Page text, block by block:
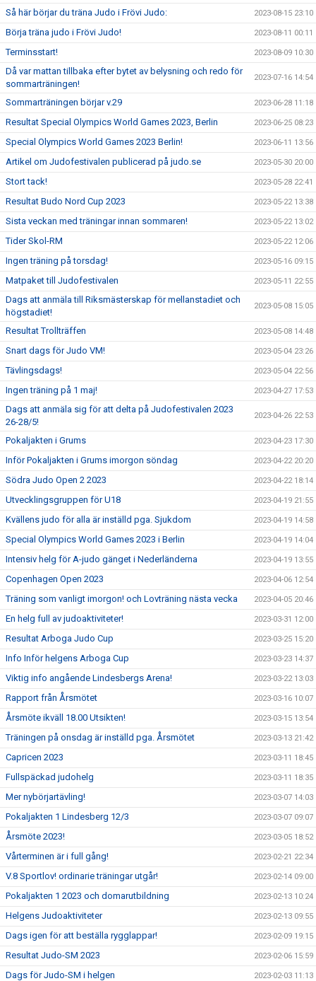
Så här börjar du träna Judo i Frövi Judo: 2023-08-15 23:10
Börja träna judo i Frövi Judo! 2023-08-11 00:11
Terminsstart! 2023-08-09 10:30
Då var mattan tillbaka efter bytet av belysning och redo för
sommarträningen!
2023-07-16 14:54
Sommarträningen börjar v.29 2023-06-28 11:18
Resultat Special Olympics World Games 2023, Berlin 2023-06-25 08:23
Special Olympics World Games 2023 Berlin! 2023-06-11 13:56
Artikel om Judofestivalen publicerad på judo.se 2023-05-30 20:00
Stort tack! 2023-05-28 22:41
Resultat Budo Nord Cup 2023 2023-05-22 13:38
Sista veckan med träningar innan sommaren! 2023-05-22 13:02
Tider Skol-RM 2023-05-22 12:06
Ingen träning på torsdag! 2023-05-16 09:15
Matpaket till Judofestivalen 2023-05-11 22:55
Dags att anmäla till Riksmästerskap för mellanstadiet och
högstadiet!
2023-05-08 15:05
Resultat Trollträffen 2023-05-08 14:48
Snart dags för Judo VM! 2023-05-04 23:26
Tävlingsdags! 2023-05-04 22:56
Ingen träning på 1 maj! 2023-04-27 17:53
Dags att anmäla sig för att delta på Judofestivalen 2023
26-28/5!
2023-04-26 22:53
Pokaljakten i Grums 2023-04-23 17:30
Inför Pokaljakten i Grums imorgon söndag 2023-04-22 20:20
Södra Judo Open 2 2023 2023-04-22 18:14
Utvecklingsgruppen för U18 2023-04-19 21:55
Kvällens judo för alla är inställd pga. Sjukdom 2023-04-19 14:58
Special Olympics World Games 2023 i Berlin 2023-04-19 14:04
Intensiv helg för A-judo gänget i Nederländerna 2023-04-19 13:55
Copenhagen Open 2023 2023-04-06 12:54
Träning som vanligt imorgon! och Lovträning nästa vecka 2023-04-05 20:46
En helg full av judoaktiviteter! 2023-03-31 12:00
Resultat Arboga Judo Cup 2023-03-25 15:20
Info Inför helgens Arboga Cup 2023-03-23 14:37
Viktig info angående Lindesbergs Arena! 2023-03-22 13:03
Rapport från Årsmötet 2023-03-16 10:07
Årsmöte ikväll 18.00 Utsikten! 2023-03-15 13:54
Träningen på onsdag är inställd pga. Årsmötet 2023-03-13 21:42
Capricen 2023 2023-03-11 18:45
Fullspäckad judohelg 2023-03-11 18:35
Mer nybörjartävling! 2023-03-07 14:03
Pokaljakten 1 Lindesberg 12/3 2023-03-07 09:07
Årsmöte 2023! 2023-03-05 18:52
Vårterminen är i full gång! 2023-02-21 22:34
V.8 Sportlov! ordinarie träningar utgår! 2023-02-14 09:00
Pokaljakten 1 2023 och domarutbildning 2023-02-13 10:24
Helgens Judoaktiviteter 2023-02-13 09:55
Dags igen för att beställa rygglappar! 2023-02-09 19:15
Resultat Judo-SM 2023 2023-02-06 15:59
Dags för Judo-SM i helgen 2023-02-03 11:13